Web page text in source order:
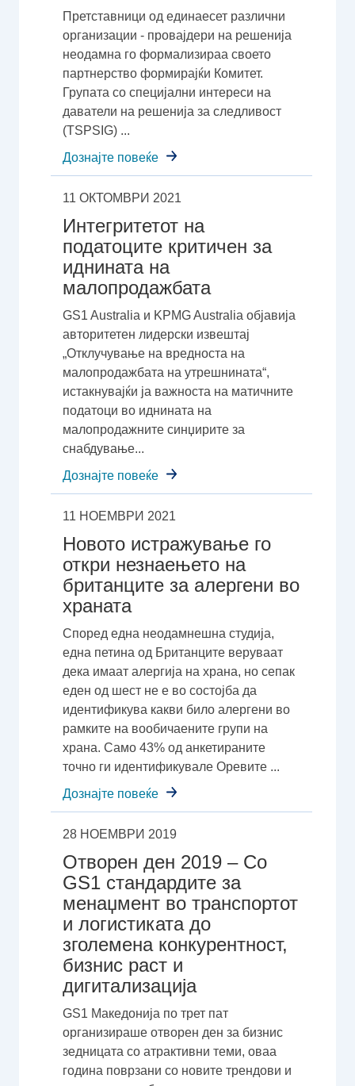
Претставници од единаесет различни
организации - провајдери на решенија
неодамна го формализираа своето
партнерство формирајќи Комитет.
Групата со специјални интереси на
даватели на решенија за следливост
(TSPSIG) ...
Дознајте повеќе
11 ОКТОМВРИ 2021
Интегритетот на
податоците критичен за
иднината на
малопродажбата
GS1 Australia и KPMG Australia објавија
авторитетен лидерски извештај
„Отклучување на вредноста на
малопродажбата на утрешнината“,
истакнувајќи ја важноста на матичните
податоци во иднината на
малопродажните синџирите за
снабдување...
Дознајте повеќе
11 НОЕМВРИ 2021
Новото истражување го
откри незнаењето на
британците за алергени во
храната
Според една неодамнешна студија,
една петина од Британците веруваат
дека имаат алергија на храна, но сепак
еден од шест не е во состојба да
идентификува какви било алергени во
рамките на вообичаените групи на
храна. Само 43% од анкетираните
точно ги идентификувале Оревите ...
Дознајте повеќе
28 НОЕМВРИ 2019
Oтворен ден 2019 – Со
GS1 стандардите за
менаџмент во транспортот
и логистиката до
зголемена конкурентност,
бизнис раст и
дигитализација
GS1 Македонија по трет пат
организираше отворен ден за бизнис
зедницата со атрактивни теми, оваа
година поврзани со новите трендови и